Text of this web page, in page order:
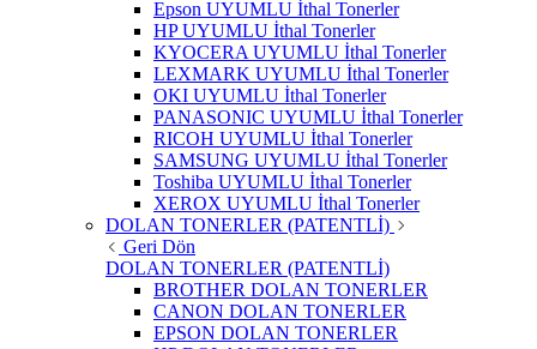
Epson UYUMLU İthal Tonerler
HP UYUMLU İthal Tonerler
KYOCERA UYUMLU İthal Tonerler
LEXMARK UYUMLU İthal Tonerler
OKI UYUMLU İthal Tonerler
PANASONIC UYUMLU İthal Tonerler
RICOH UYUMLU İthal Tonerler
SAMSUNG UYUMLU İthal Tonerler
Toshiba UYUMLU İthal Tonerler
XEROX UYUMLU İthal Tonerler
DOLAN TONERLER (PATENTLİ)
Geri Dön
DOLAN TONERLER (PATENTLİ)
BROTHER DOLAN TONERLER
CANON DOLAN TONERLER
EPSON DOLAN TONERLER